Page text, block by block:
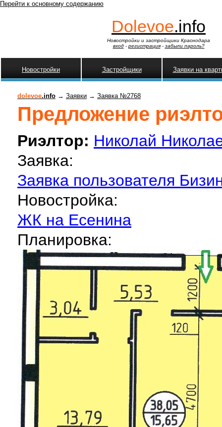
Перейти к основному содержанию
Dolevoe.info
Новостройки и застройщики Краснодара
вход- регистрация- забыли пароль?
Новостройки Застройщики Заявки на
dolevoe.info → Заявки → Заявка №2768
Предложение
Риэлтор: Николай
Заявка:
Заявка пользователя
Новостройка:
ЖК на Есенина
Планировка: